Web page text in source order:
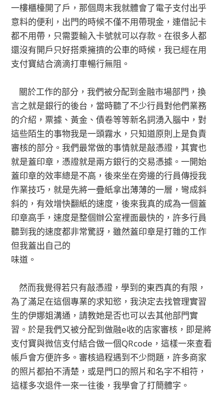
一樓櫃檯開了戶，那個周末我就體會了電子支付出乎
意料的便利，出門的時候不僅不用帶現金，連借記卡
都不用帶，只需要輸入卡號就可以存款。在很多人都
還沒有開戶只好搭乘擁擠的公車的時候，我已經在用
支付寶結合滴滴打車暢行無阻。
關於工作的部分，我們被分配到金融市場部門，換
言之就是銀行的後台，當時聽了不少行員對他們業務
的介紹，票據、黃金、債卷等等新名詞湧入腦中，對
這些陌生的事物我是一頭霧水，只知道原則上是負責
審核的部分。我們最常做的事情就是敲憑證，其實也
就是蓋印章，憑證就是兩方銀行的交易憑據。一開始
蓋印章的效率總是不高，後來坐在旁邊的行員傳授我
作業技巧，就是先將一疊紙拿出薄薄的一層，彎成斜
斜的，有效增快翻紙的速度，後來我真的成為一個蓋
印章高手，速度是整個辦公室裡面最快的，許多行員
聽到我的速度都非常驚訝，雖然蓋印章是打雜的工作
但我蓋出自己的
味道。
然而我覺得若只有敲憑證，學到的東西真的有限，
為了滿足在這個專業的求知慾，我決定去找管理實習
生的伊娜姐溝通，請教她是否也可以去其他部門實
習。於是我們又被分配到做融e收的店家審核，即是將
支付寶與微信支付結合做一個QRcode，這樣一來查看
帳戶會方便許多。審核過程遇到不少問題，許多商家
的照片都拍不清楚，或是門口的照片和名字不相符，
這樣多次退件一來一往後，我學會了打簡體字。